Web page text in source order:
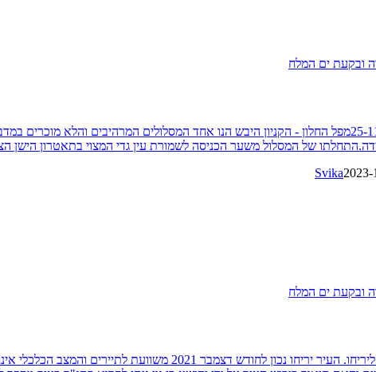
ובקעת ים המלח
של המסלול משער הכניסה לשמורת עין גדי המצוי בתאטרון הישן
Svika
ובקעת ים המלח
אודות סיור ביריחו - טיול ליריחוסיור ביריחו - טיול